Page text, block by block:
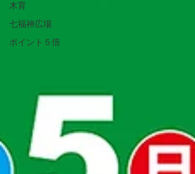
木育
七福神広場
ポイント５倍